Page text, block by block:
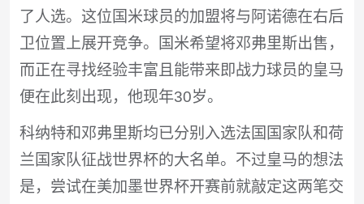
了人选。这位国米球员的加盟将与阿诺德在右后
卫位置上展开竞争。国米希望将邓弗里斯出售，
而正在寻找经验丰富且能带来即战力球员的皇马
便在此刻出现，他现年30岁。
科纳特和邓弗里斯均已分别入选法国国家队和荷
兰国家队征战世界杯的大名单。不过皇马的想法
是，尝试在美加墨世界杯开赛前就敲定这两笔交